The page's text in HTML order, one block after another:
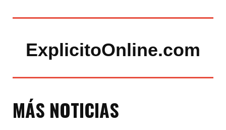
ExplicitoOnline.com
MÁS NOTICIAS